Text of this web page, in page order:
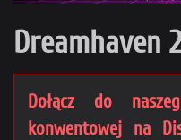
Dreamhaven
Dołącz do
konwentowej na